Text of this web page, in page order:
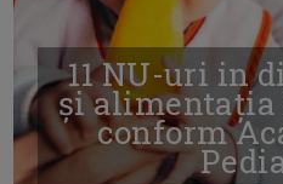
11 NU-uri in
și alimentația
conform